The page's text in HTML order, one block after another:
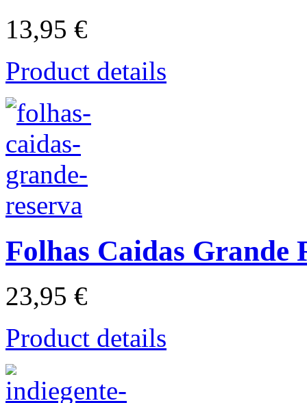
13,95 €
Product details
Folhas Caidas Grande
23,95 €
Product details